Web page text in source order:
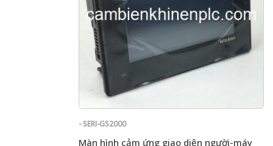
- SERI-GS2000
Màn hình cảm ứng giao diện người-máy